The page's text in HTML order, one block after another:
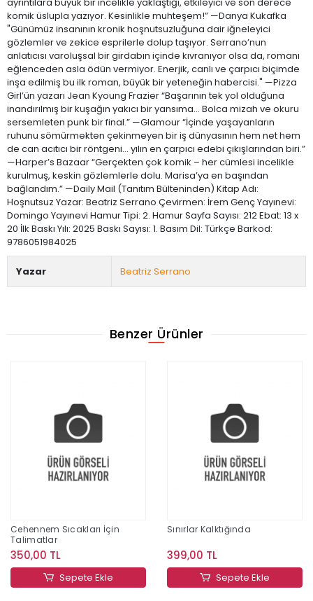
komik üslupla yazıyor. Kesinlikle muhteşem!” —Danya Kukafka
"Günümüz insanının kronik hoşnutsuzluğuna dair iğneleyici
gözlemler ve zekice esprilerle dolup taşıyor. Serrano’nun
anlatıcısı varoluşsal bir girdabın içinde kıvranıyor olsa da, romanı
eğlenceden asla ödün vermiyor. Enerjik, canlı ve çarpıcı biçimde
inşa edilmiş bu ilk roman, büyük bir yeteneğin habercisi." —Pizza
Girl’ün yazarı Jean Kyoung Frazier “Başarının tek yol olduğuna
inandırılmış bir kuşağın yakıcı bir yansıma... Bolca mizah ve okuru
sersemleten punk bir final.” —Glamour “İçinde yaşayanların
ruhunu sömürmekten çekinmeyen bir iş dünyasının hem net hem
de can acıtıcı bir röntgeni... yılın en çarpıcı edebi çıkışlarından biri.”
—Harper’s Bazaar “Gerçekten çok komik – her cümlesi incelikle
kurulmuş, keskin gözlemlerle dolu. Marisa’ya en başından
bağlandım.” —Daily Mail (Tanıtım Bülteninden) Kitap Adı:
Hoşnutsuz Yazar: Beatriz Serrano Çevirmen: İrem Genç Yayınevi:
Domingo Yayınevi Hamur Tipi: 2. Hamur Sayfa Sayısı: 212 Ebat: 13 x
20 İlk Baskı Yılı: 2025 Baskı Sayısı: 1. Basım Dil: Türkçe Barkod:
9786051984025
Yazar Beatriz Serrano
Benzer Ürünler
Cehennem Sıcakları İçin
Talimatlar
350,00 TL
Sepete Ekle
Sınırlar Kalktığında
399,00 TL
Sepete Ekle